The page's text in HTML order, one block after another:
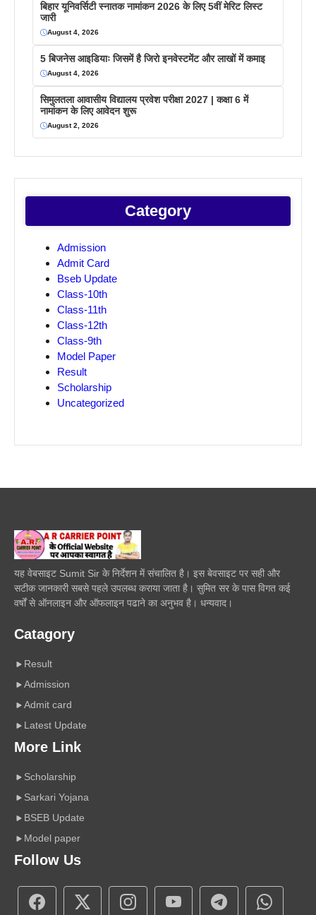
बिहार यूनिवर्सिटी स्नातक नामांकन 2026 के लिए 5वीं मेरिट लिस्ट
जारी
August 4, 2026
5 बिजनेस आइडियाः जिसमें है जिरो इनवेस्टमेंट और लाखों में कमाइ
August 4, 2026
सिमुलतला आवासीय विद्यालय प्रवेश परीक्षा 2027 | कक्षा 6 में
नामांकन के लिए आवेदन शुरू
August 2, 2026
Category
Admission
Admit Card
Bseb Update
Class-10th
Class-11th
Class-12th
Class-9th
Model Paper
Result
Scholarship
Uncategorized
यह वेबसाइट Sumit Sir के निर्देशन में संचालित है। इस बेवसाइट पर सही और
सटीक जानकारी सबसे पहले उपलब्ध कराया जाता है। सुमित सर के पास विगत कई
वर्षों से ऑनलाइन और ऑफलाइन पढाने का अनुभव है। धन्यवाद।
Catagory
Result
Admission
Admit card
Latest Update
More Link
Scholarship
Sarkari Yojana
BSEB Update
Model paper
Follow Us